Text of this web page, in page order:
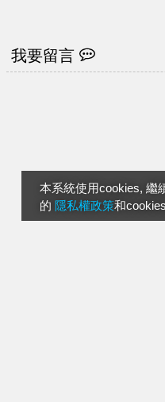
本系統使用cookies, 繼
的 隱私權政策和
我要留言